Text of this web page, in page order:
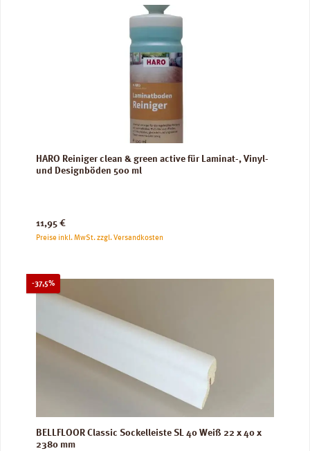
HARO Reiniger clean & green active für Laminat-, Vinyl-
und Designböden 500 ml
Regulärer Preis:
11,95 €
Preise inkl. MwSt. zzgl. Versandkosten
-37,5%Rabatt
BELLFLOOR Classic Sockelleiste SL 40 Weiß 22 x 40 x
2380 mm